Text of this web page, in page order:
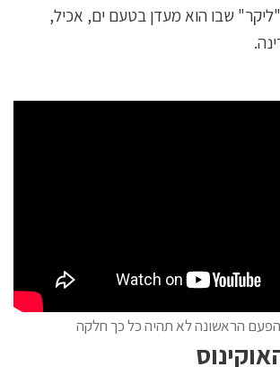
שבו הוא מעדן בטעם ים, אכיל,
הראשונה לא תהיה כל כך חלקה